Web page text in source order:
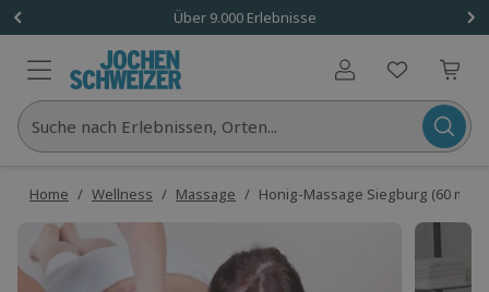
Über 9.000 Erlebnisse
Benutzerkonto
Suche nach Erlebnissen, Orten...
Home / Wellness / Massage / Honig-Massage Siegburg (60 min)